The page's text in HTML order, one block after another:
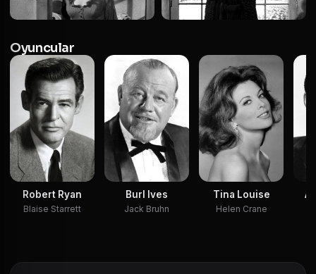
Oyuncular
Robert Ryan
Blaise Starrett
Burl Ives
Jack Bruhn
Tina Louise
Helen Crane